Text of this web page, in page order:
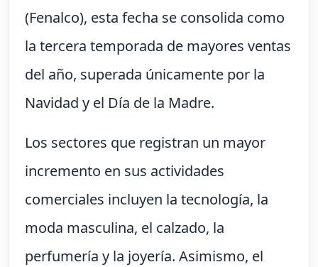
(Fenalco), esta fecha se consolida como
la tercera temporada de mayores ventas
del año, superada únicamente por la
Navidad y el Día de la Madre.
Los sectores que registran un mayor
incremento en sus actividades
comerciales incluyen la tecnología, la
moda masculina, el calzado, la
perfumería y la joyería. Asimismo, el